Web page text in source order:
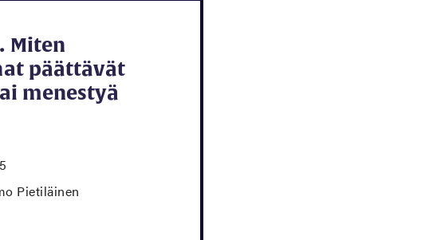
Miten
päättävät
menestyä
Pietiläinen